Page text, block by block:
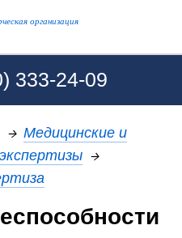
организация
333-24-09
→ Медицинские и
→